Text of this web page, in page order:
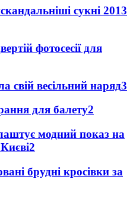
сукні 2013
фотосесії для
свій весільний наряд3
для балету2
модний показ на
2
брудні кросівки за